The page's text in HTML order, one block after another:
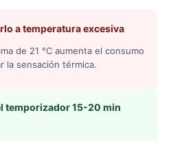
a temperatura excesiva
de 21 °C aumenta el consumo
la sensación térmica.
temporizador 15-20 min